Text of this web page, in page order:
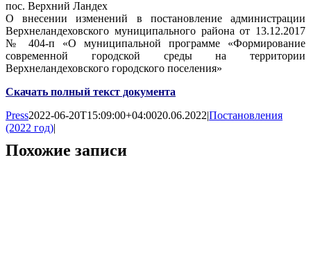
пос. Верхний Ландех
О внесении изменений в постановление администрации
Верхнеландеховского муниципального района от 13.12.2017
№ 404-п «О муниципальной программе «Формирование
современной городской среды на территории
Верхнеландеховского городского поселения»
Скачать полный текст документа
Press2022-06-20T15:09:00+04:0020.06.2022|Постановления
(2022 год)|
Похожие записи